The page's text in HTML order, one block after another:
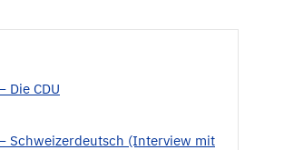
Die CDU
Schweizerdeutsch (Interview mit